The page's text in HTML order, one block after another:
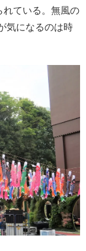
れている。無風の
気になるのは時